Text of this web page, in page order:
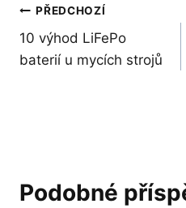
Navigace
pro
PŘEDCHOZÍ
10 výhod LiFePo
baterií u mycích strojů
Podobné